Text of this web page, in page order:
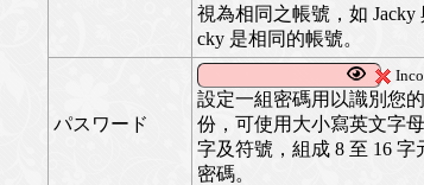
視為相同之帳號，如 Jacky
cky 是相同的帳號。
パスワード
設定一組密碼用以識別您
份，可使用大小寫英文字
字及符號，組成 8 至 16 字
密碼。